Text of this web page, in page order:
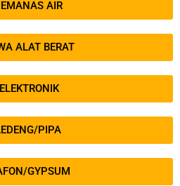
AIR
ALAT BERAT
ELEKTRONIK
PIPA
GYPSUM